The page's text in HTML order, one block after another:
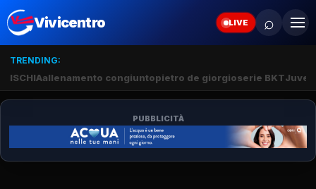
Vivicentro LIVE ⌕
TRENDING:
ISCHIAallenamento congiuntopietro de giorgioserie BKTJuve
PUBBLICITÀ